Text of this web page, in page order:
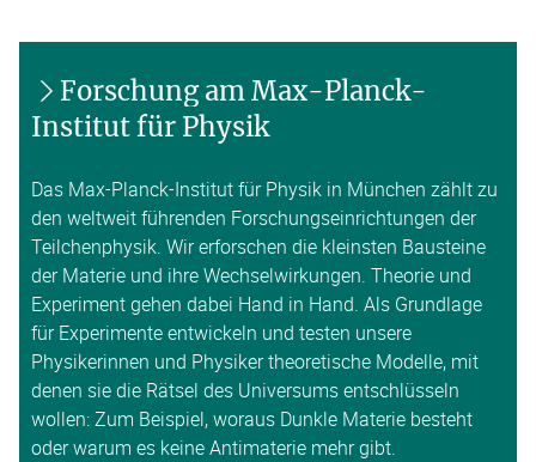
Forschung am Max-Planck-
Institut für Physik
Das Max-Planck-Institut für Physik in München zählt zu
den weltweit führenden Forschungseinrichtungen der
Teilchenphysik. Wir erforschen die kleinsten Bausteine
der Materie und ihre Wechselwirkungen. Theorie und
Experiment gehen dabei Hand in Hand. Als Grundlage
für Experimente entwickeln und testen unsere
Physikerinnen und Physiker theoretische Modelle, mit
denen sie die Rätsel des Universums entschlüsseln
wollen: Zum Beispiel, woraus Dunkle Materie besteht
oder warum es keine Antimaterie mehr gibt.